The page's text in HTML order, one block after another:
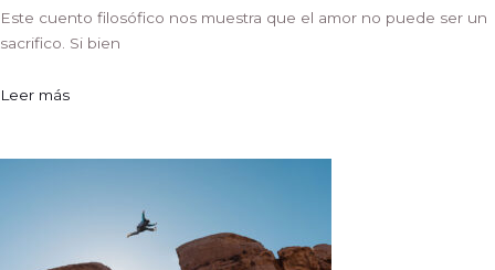
Este cuento filosófico nos muestra que el amor no puede ser un
sacrifico. Si bien
Leer más